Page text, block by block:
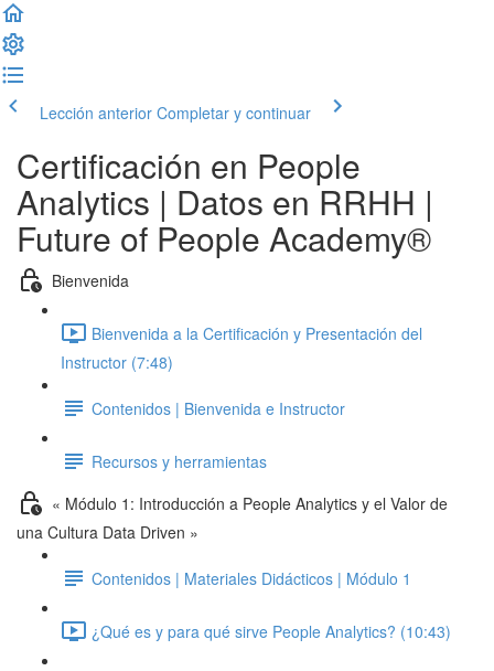
Lección anterior Completar y continuar
Certificación en People
Analytics | Datos en RRHH |
Future of People Academy®
Bienvenida
Bienvenida a la Certificación y Presentación del
Instructor (7:48)
Contenidos | Bienvenida e Instructor
Recursos y herramientas
« Módulo 1: Introducción a People Analytics y el Valor de
una Cultura Data Driven »
Contenidos | Materiales Didácticos | Módulo 1
¿Qué es y para qué sirve People Analytics? (10:43)